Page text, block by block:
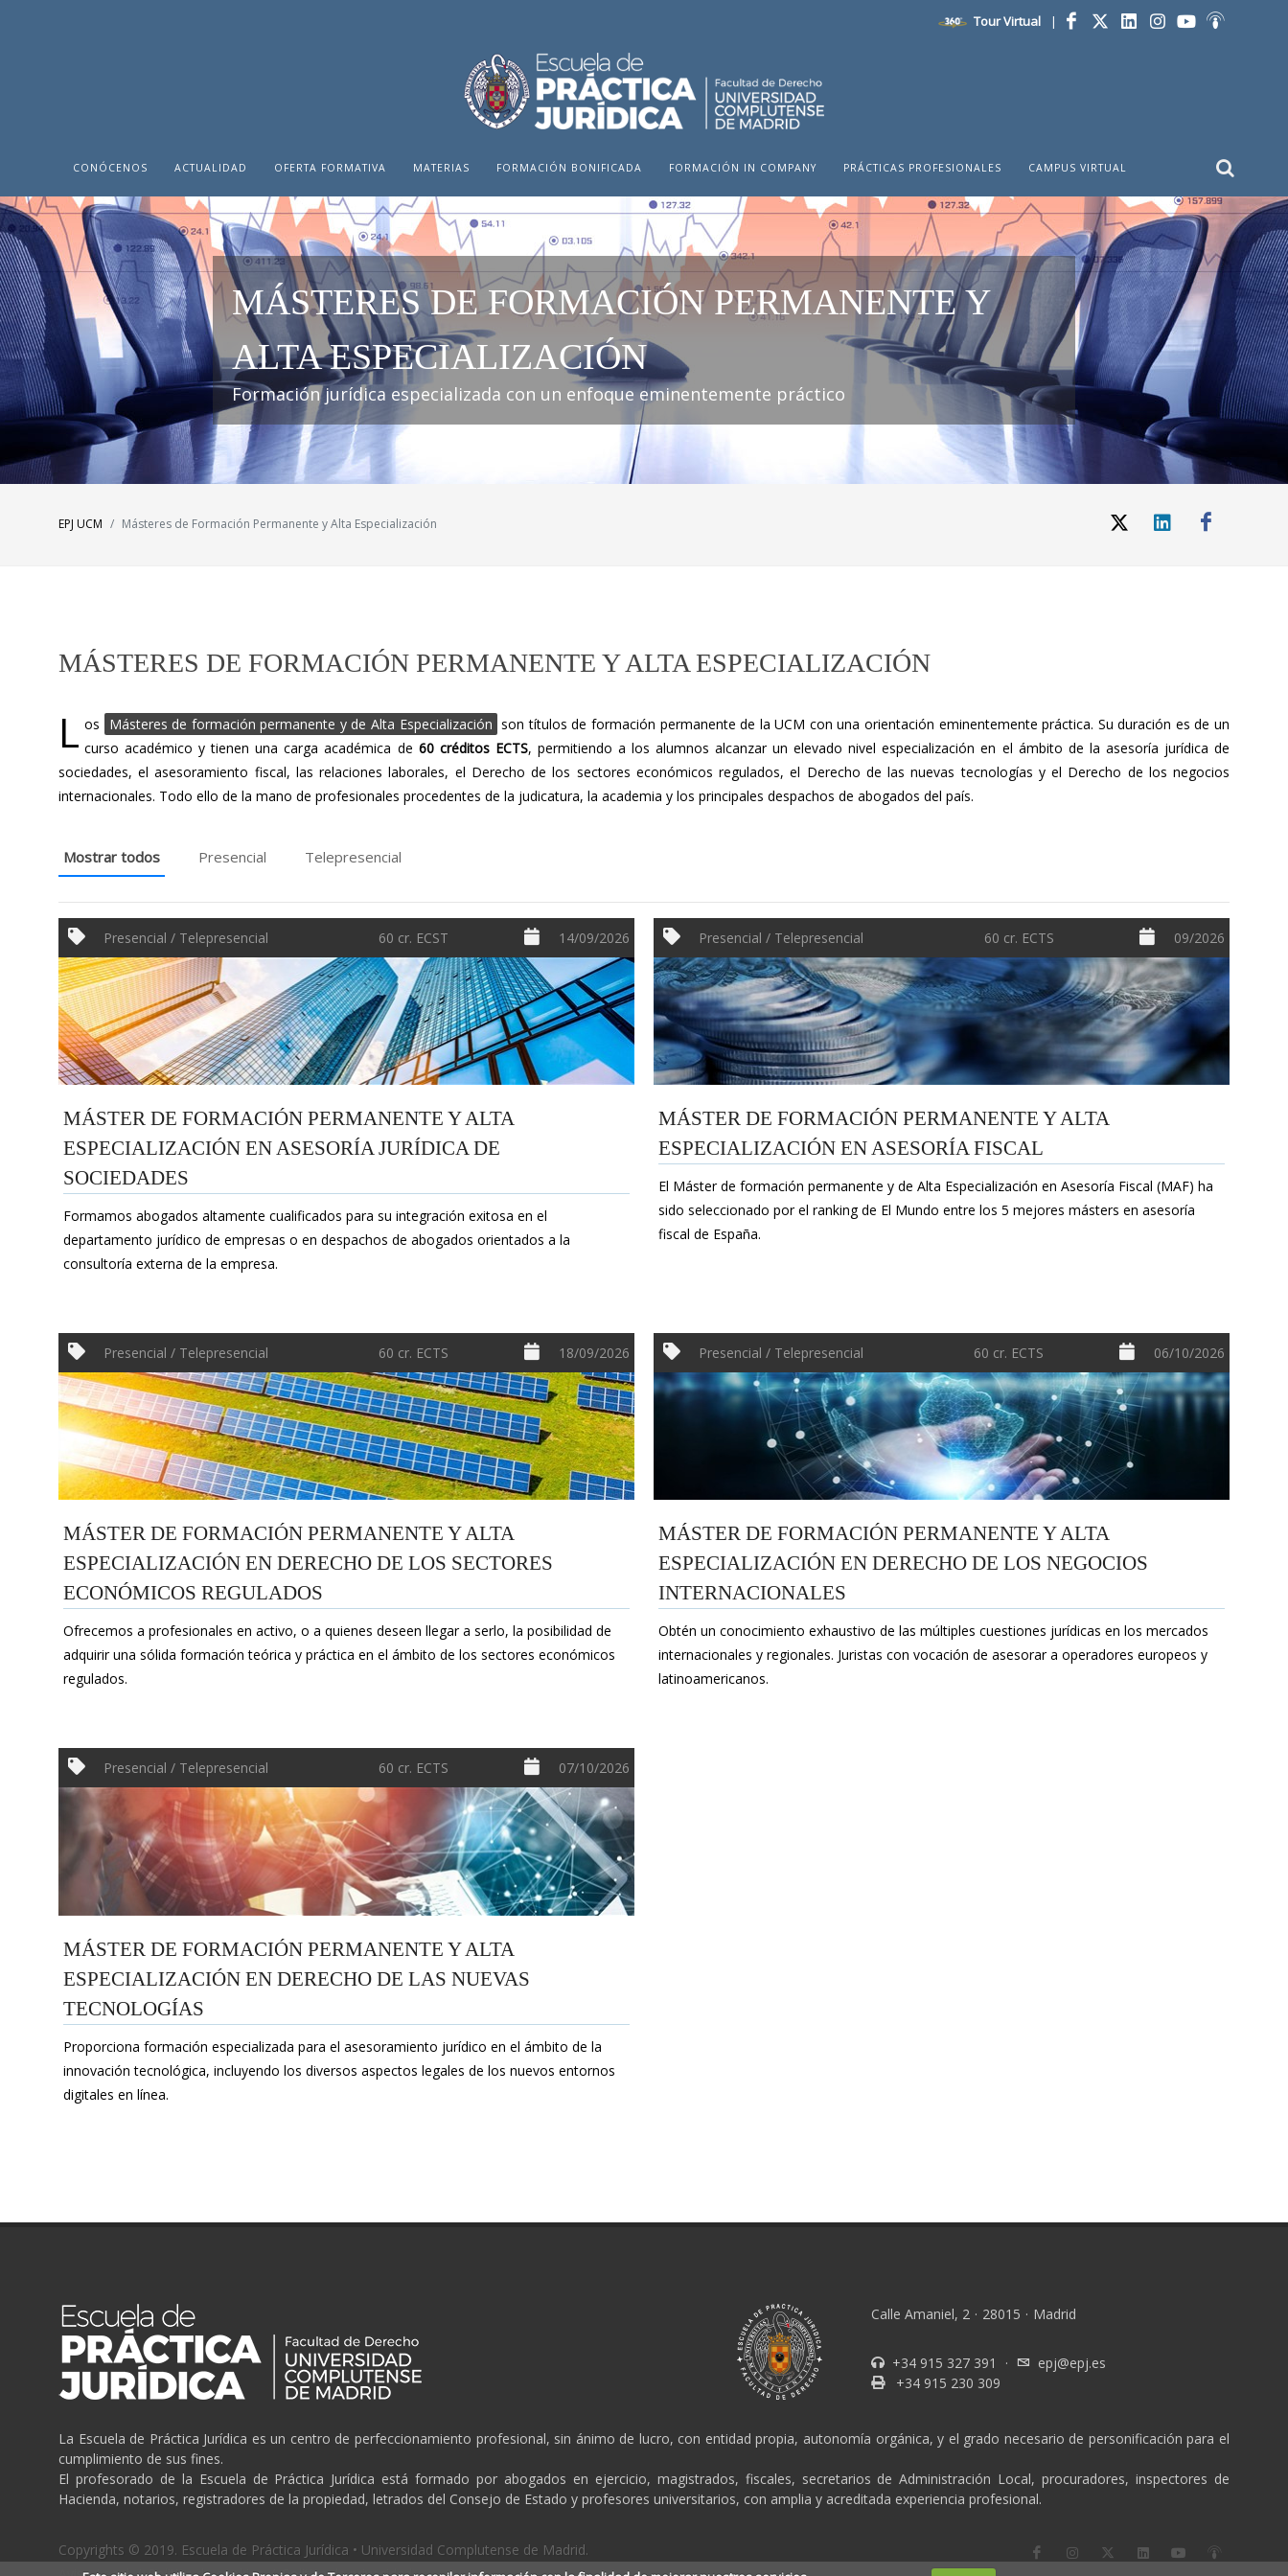
Tour Virtual |
CONÓCENOS ACTUALIDAD OFERTA FORMATIVA MATERIAS FORMACIÓN BONIFICADA FORMACIÓN IN COMPANY PRÁCTICAS PROFESIONALES CAMPUS VIRTUAL
MÁSTERES DE FORMACIÓN PERMANENTE Y
ALTA ESPECIALIZACIÓN
Formación jurídica especializada con un enfoque eminentemente práctico
EPJ UCM Másteres de Formación Permanente y Alta Especialización
MÁSTERES DE FORMACIÓN PERMANENTE Y ALTA ESPECIALIZACIÓN
L os Másteres de formación permanente y de Alta Especialización son títulos de formación permanente de la UCM con una orientación eminentemente práctica. Su duración es de un
curso académico y tienen una carga académica de 60 créditos ECTS, permitiendo a los alumnos alcanzar un elevado nivel especialización en el ámbito de la asesoría jurídica de
sociedades, el asesoramiento fiscal, las relaciones laborales, el Derecho de los sectores económicos regulados, el Derecho de las nuevas tecnologías y el Derecho de los negocios
internacionales. Todo ello de la mano de profesionales procedentes de la judicatura, la academia y los principales despachos de abogados del país.
Mostrar todos Presencial Telepresencial
Presencial / Telepresencial 60 cr. ECST 14/09/2026
MÁSTER DE FORMACIÓN PERMANENTE Y ALTA
ESPECIALIZACIÓN EN ASESORÍA JURÍDICA DE
SOCIEDADES
Formamos abogados altamente cualificados para su integración exitosa en el
departamento jurídico de empresas o en despachos de abogados orientados a la
consultoría externa de la empresa.
Presencial / Telepresencial 60 cr. ECTS 09/2026
MÁSTER DE FORMACIÓN PERMANENTE Y ALTA
ESPECIALIZACIÓN EN ASESORÍA FISCAL
El Máster de formación permanente y de Alta Especialización en Asesoría Fiscal (MAF) ha
sido seleccionado por el ranking de El Mundo entre los 5 mejores másters en asesoría
fiscal de España.
Presencial / Telepresencial 60 cr. ECTS 18/09/2026
MÁSTER DE FORMACIÓN PERMANENTE Y ALTA
ESPECIALIZACIÓN EN DERECHO DE LOS SECTORES
ECONÓMICOS REGULADOS
Ofrecemos a profesionales en activo, o a quienes deseen llegar a serlo, la posibilidad de
adquirir una sólida formación teórica y práctica en el ámbito de los sectores económicos
regulados.
Presencial / Telepresencial 60 cr. ECTS 06/10/2026
MÁSTER DE FORMACIÓN PERMANENTE Y ALTA
ESPECIALIZACIÓN EN DERECHO DE LOS NEGOCIOS
INTERNACIONALES
Obtén un conocimiento exhaustivo de las múltiples cuestiones jurídicas en los mercados
internacionales y regionales. Juristas con vocación de asesorar a operadores europeos y
latinoamericanos.
Presencial / Telepresencial 60 cr. ECTS 07/10/2026
MÁSTER DE FORMACIÓN PERMANENTE Y ALTA
ESPECIALIZACIÓN EN DERECHO DE LAS NUEVAS
TECNOLOGÍAS
Proporciona formación especializada para el asesoramiento jurídico en el ámbito de la
innovación tecnológica, incluyendo los diversos aspectos legales de los nuevos entornos
digitales en línea.
Calle Amaniel, 2 · 28015 · Madrid
+34 915 327 391 ·
epj@epj.es
+34 915 230 309
La Escuela de Práctica Jurídica es un centro de perfeccionamiento profesional, sin ánimo de lucro, con entidad propia, autonomía orgánica, y el grado necesario de personificación para el
cumplimiento de sus fines.
El profesorado de la Escuela de Práctica Jurídica está formado por abogados en ejercicio, magistrados, fiscales, secretarios de Administración Local, procuradores, inspectores de
Hacienda, notarios, registradores de la propiedad, letrados del Consejo de Estado y profesores universitarios, con amplia y acreditada experiencia profesional.
Copyrights © 2019. Escuela de Práctica Jurídica • Universidad Complutense de Madrid.